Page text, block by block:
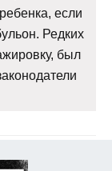
если
Редких
был